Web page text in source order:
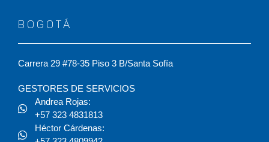
BOGOTÁ
Carrera 29 #78-35 Piso 3 B/Santa Sofía
GESTORES DE SERVICIOS
Andrea Rojas:
+57 323 4831813
Héctor Cárdenas: